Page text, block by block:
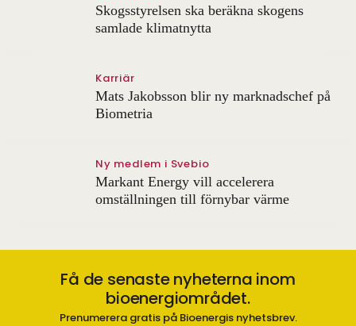
Skogsstyrelsen ska beräkna skogens
samlade klimatnytta
Karriär
Mats Jakobsson blir ny marknadschef på
Biometria
Ny medlem i Svebio
Markant Energy vill accelerera
omställningen till förnybar värme
Få de senaste nyheterna inom
bioenergiområdet.
Prenumerera gratis på Bioenergis nyhetsbrev.